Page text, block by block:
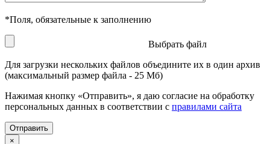
*Поля, обязательные к заполнению
Выбрать файл
Для загрузки нескольких файлов объедините их в один архив
(максимальный размер файла - 25 Мб)
Нажимая кнопку «Отправить», я даю согласие на обработку
персональных данных в соответствии с правилами сайта
×